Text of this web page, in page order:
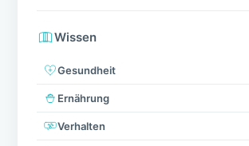
Wissen
Gesundheit
Ernährung
Verhalten